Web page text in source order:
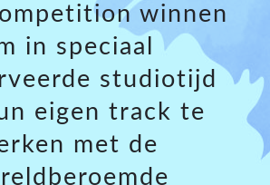
winnen
in speciaal
studiotijd
eigen track te
met de